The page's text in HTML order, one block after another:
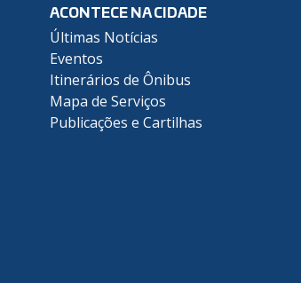
ACONTECE NA CIDADE
Últimas Notícias
Eventos
Itinerários de Ônibus
Mapa de Serviços
Publicações e Cartilhas